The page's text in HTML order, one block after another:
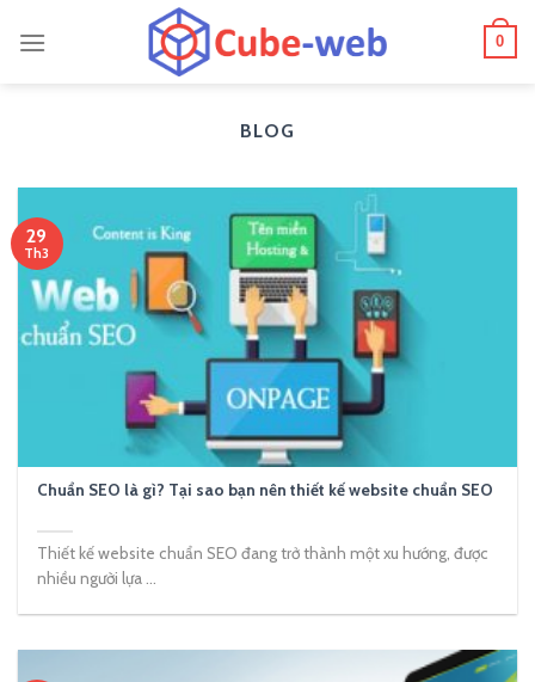
0
BLOG
Chuẩn SEO là gì? Tại sao bạn nên thiết kế website chuẩn SEO
Thiết kế website chuẩn SEO đang trở thành một xu hướng, được
nhiều người lựa ...
29
Th3